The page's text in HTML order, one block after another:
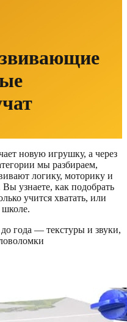
новую игрушку, а через
мы разбираем,
логику, моторику и
узнаете, как подобрать
учится хватать, или
школе.
года — текстуры и звуки,